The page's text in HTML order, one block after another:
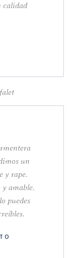
calidad
un
y rape.
amable.
puedes